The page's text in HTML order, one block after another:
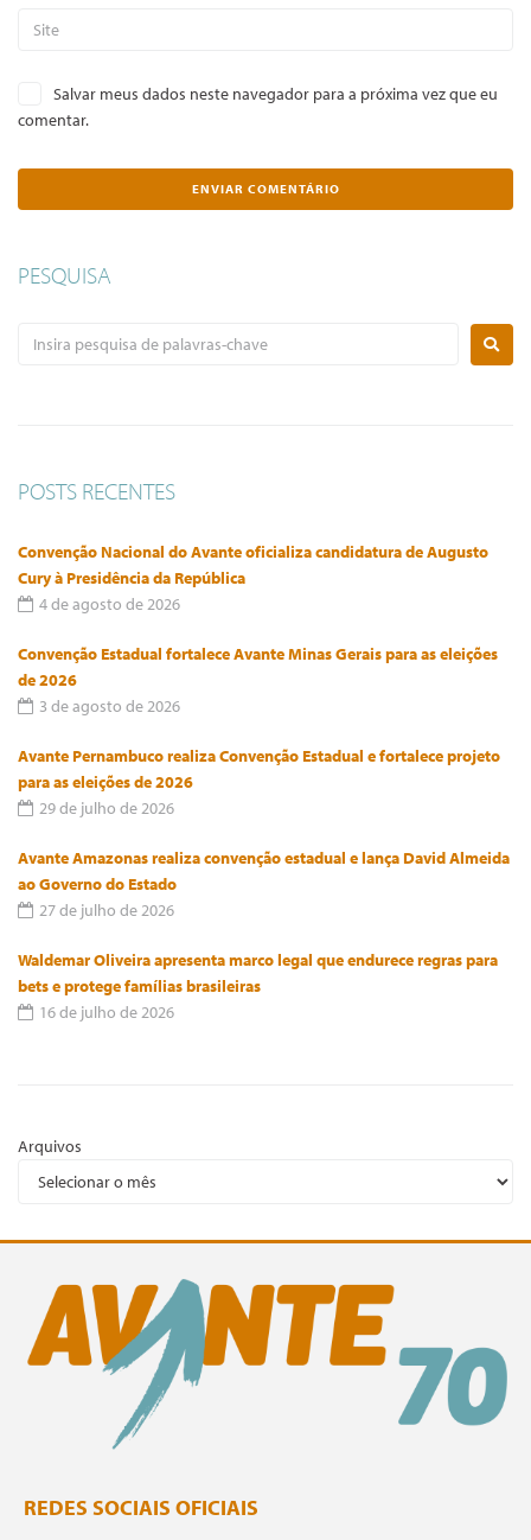
Salvar meus dados neste navegador para a próxima vez que eu
comentar.
PESQUISA
POSTS RECENTES
Convenção Nacional do Avante oficializa candidatura de Augusto
Cury à Presidência da República
4 de agosto de 2026
Convenção Estadual fortalece Avante Minas Gerais para as eleições
de 2026
3 de agosto de 2026
Avante Pernambuco realiza Convenção Estadual e fortalece projeto
para as eleições de 2026
29 de julho de 2026
Avante Amazonas realiza convenção estadual e lança David Almeida
ao Governo do Estado
27 de julho de 2026
Waldemar Oliveira apresenta marco legal que endurece regras para
bets e protege famílias brasileiras
16 de julho de 2026
Arquivos
REDES SOCIAIS OFICIAIS